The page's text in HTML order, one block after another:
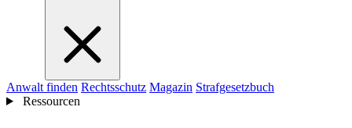
Anwalt finden Rechtsschutz Magazin Strafgesetzbuch
Ressourcen